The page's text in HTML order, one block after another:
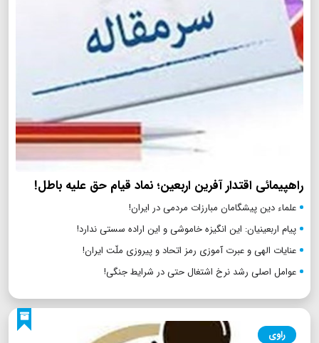
راهپیمائی اقتدار آفرین اربعین؛ نماد قیام حق علیه باطل!
علماء دین پیشگامان مبارزات مردمی در ایران!
پیام اربعینیان: این انگیزه خاموشی و این اراده سستی ندارد!
عنایات الهی و عبرت آموزی رمز اتحاد و پیروزی ملّت ایران!
عوامل اصلی رشد نرخ اشتغال حتی در شرایط جنگی!
راوی